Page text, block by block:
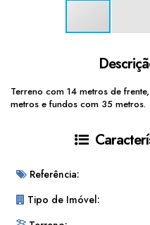
Terreno com 14 metros de
metros e fundos com 35 metros.
Referência:
Tipo de Imóvel: